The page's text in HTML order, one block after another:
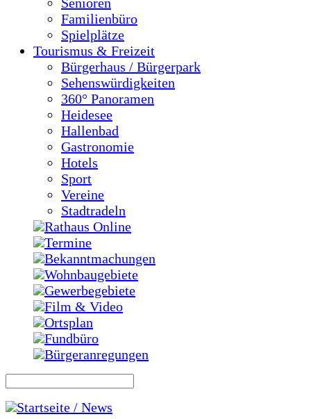
Familienbüro
Spielplätze
Tourismus & Freizeit
Bürgerhaus / Bürgerpark
Sehenswürdigkeiten
360° Panoramen
Heidesee
Hallenbad
Gastronomie
Hotels
Sport
Vereine
Stadtradeln
Rathaus Online
Termine
Bekanntmachungen
Wohnbaugebiete
Gewerbegebiete
Film & Video
Ortsplan
Fundbüro
Bürgeranregungen
Startseite / News